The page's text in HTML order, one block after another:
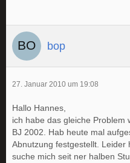
bop
27. Januar 2010 um 19:08
Hallo Hannes,
ich habe das gleiche Problem
BJ 2002. Hab heute mal
Abnutzung festgestellt. Leider
suche mich seit ner halben